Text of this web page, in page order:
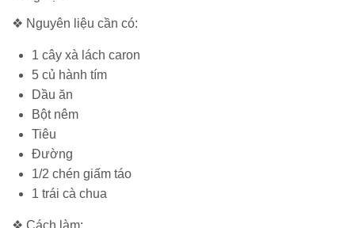
❖ Nguyên liệu cần có:
1 cây xà lách caron
5 củ hành tím
Dầu ăn
Bột nêm
Tiêu
Đường
1/2 chén giấm táo
1 trái cà chua
❖ Cách làm: